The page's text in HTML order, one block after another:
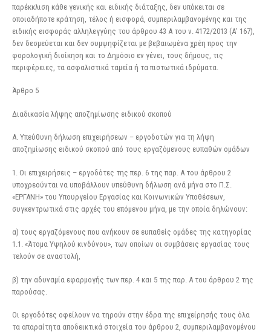
παρέκκλιση κάθε γενικής και ειδικής διάταξης, δεν υπόκειται σε
οποιαδήποτε κράτηση, τέλος ή εισφορά, συμπεριλαμβανομένης και της
ειδικής εισφοράς αλληλεγγύης του άρθρου 43 Α του ν. 4172/2013 (Α’ 167),
δεν δεσμεύεται και δεν συμψηφίζεται με βεβαιωμένα χρέη προς την
φορολογική διοίκηση και το Δημόσιο εν γένει, τους δήμους, τις
περιφέρειες, τα ασφαλιστικά ταμεία ή τα πιστωτικά ιδρύματα.
Άρθρο 5
Διαδικασία λήψης αποζημίωσης ειδικού σκοπού
Α. Υπεύθυνη δήλωση επιχειρήσεων – εργοδοτών για τη λήψη
αποζημίωσης ειδικού σκοπού από τους εργαζόμενους ευπαθών ομάδων
1. Οι επιχειρήσεις – εργοδότες της περ. 6 της παρ. Α του άρθρου 2
υποχρεούνται να υποβάλλουν υπεύθυνη δήλωση ανά μήνα στο Π.Σ.
«ΕΡΓΑΝΗ» του Υπουργείου Εργασίας και Κοινωνικών Υποθέσεων,
συγκεντρωτικά στις αρχές του επόμενου μήνα, με την οποία δηλώνουν:
α) τους εργαζόμενους που ανήκουν σε ευπαθείς ομάδες της κατηγορίας
1.1. «Άτομα Υψηλού κινδύνου», των οποίων οι συμβάσεις εργασίας τους
τελούν σε αναστολή,
β) την αδυναμία εφαρμογής των περ. 4 και 5 της παρ. Α του άρθρου 2 της
παρούσας.
Οι εργοδότες οφείλουν να τηρούν στην έδρα της επιχείρησής τους όλα
τα απαραίτητα αποδεικτικά στοιχεία του άρθρου 2, συμπεριλαμβανομένου